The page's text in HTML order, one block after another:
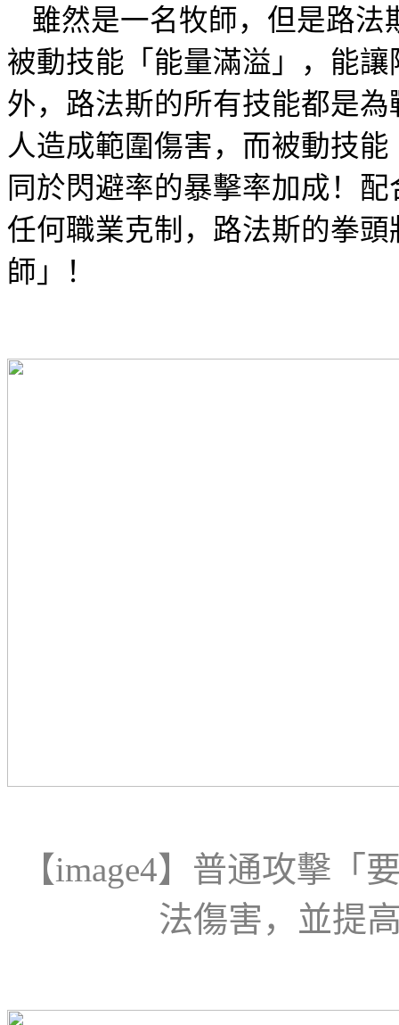
雖然是一名牧師，但是路
被動技能 「 能量滿溢 」 ， 能讓
外，路法斯的所有技能都是
人造成範圍傷害，而被動技能
同於閃避率的暴擊率加成！
任何職業克制，路法斯的拳
師 」 ！
【image4】 普通攻擊「
法傷害，並提